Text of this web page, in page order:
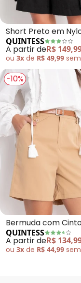
Short Preto em
Suede
QUINTESS
A partir deR$
ou 3x de R$ 49,99 sem
-10%
Bermuda com
Algodão com
(Cáqui)
QUINTESS
A partir deR$
ou 3x de R$ 44,99 sem